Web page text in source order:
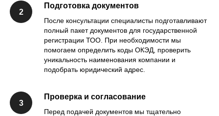
Подготовка документов
После консультации специалисты подготавливают
полный пакет документов для государственной
регистрации ТОО. При необходимости мы
помогаем определить коды ОКЭД, проверить
уникальность наименования компании и
подобрать юридический адрес.
Проверка и согласование
Перед подачей документов мы тщательно